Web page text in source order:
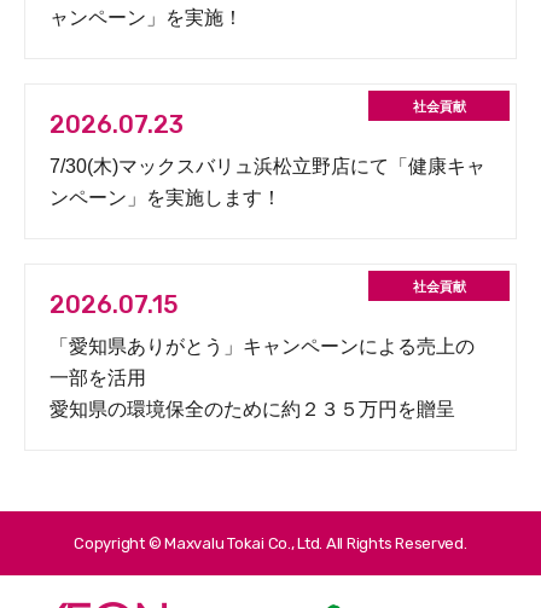
ャンペーン」を実施！
2026.07.23
7/30(木)マックスバリュ浜松立野店にて「健康キャ
ンペーン」を実施します！
2026.07.15
「愛知県ありがとう」キャンペーンによる売上の
一部を活用
愛知県の環境保全のために約２３５万円を贈呈
Copyright © Maxvalu Tokai Co., Ltd. All Rights Reserved.